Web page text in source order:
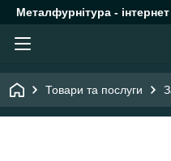
Металфурнітура -
Товари та послуги